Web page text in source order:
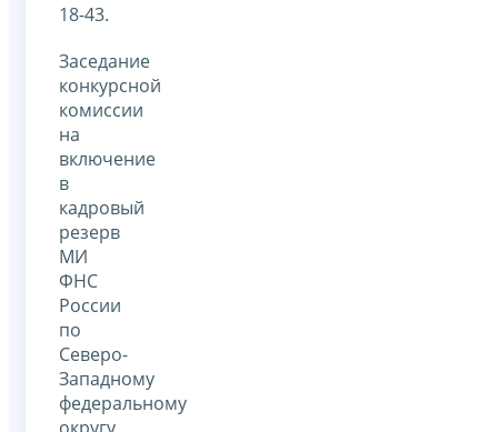
18-43.
Заседание
конкурсной
комиссии
на
включение
в
кадровый
резерв
МИ
ФНС
России
по
Северо-
Западному
федеральному